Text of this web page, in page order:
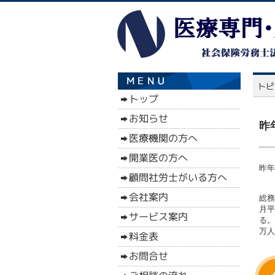
昨
昨
総
月
る
万